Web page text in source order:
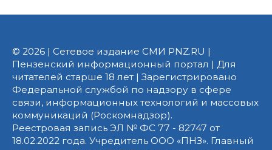
© 2026 | Сетевое издание СМИ PNZ.RU |
Пензенский информационный портал | Для
читателей старше 18 лет | Зарегистрировано
Федеральной службой по надзору в сфере
связи, информационных технологий и массовых
коммуникаций (Роскомнадзор).
Реестровая запись ЭЛ № ФС 77 - 82747 от
18.02.2022 года. Учредитель ООО «ПНЗ». Главный